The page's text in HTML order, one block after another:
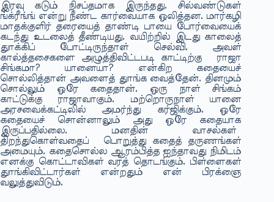
இரவு கடும் நிசப்தமாக இருந்தது. சில்வண்டுகள்
ங்க்ரீங்ங் என்று நீண்ட கார்வையாக ஒலித்தன. மார்கழி
மாதக்குளிர் தரையைத் தாண்டி பாயை போர்வையைக்
கடந்து உடலைத் தீண்டியது. வயிற்றில் இடது காலைத்
துாக்கிப் போட்டிருந்தாள் செல்வி. அவள்
கால்த்தசைகளை அழுத்திவிட்டபடி காட்டிற்கு ராஜா
சிங்கமா? யானையா? என்கிற கதையைச்
சொல்லித்தான் அவளைத் துாங்க வைத்தேன். தினமும்
சொல்லும் ஒரே கதைதான். ஒரு நாள் சிங்கம்
காட்டுக்கு ராஜாவாகும். மற்றொருநாள் யானை
அரசவைக்கட்டிலில் அமர்ந்து கர்ஜிக்கும். ஒரே
கதையைச் சொன்னாலும் அது ஒரே கதையாக
இருப்பதில்லை. மனதின் வாசல்கள்
திறந்துகொள்வதைப் பொறுத்து கதைத் தருணங்கள்
அமையும். கதைசொல்ல ஆரம்பித்த ஐந்தாவது நிமிடம்
எனக்கு கொட்டாவிகள் வரத் தொடங்கும். பிள்ளைகள்
துாங்கிவிட்டார்கள் என்றதும் என் பிரக்ஞை
வலுத்துவிடும்.